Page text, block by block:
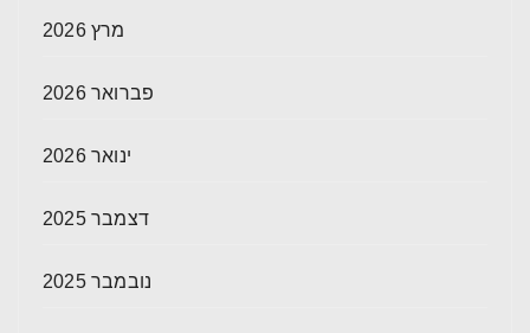
מרץ 2026
פברואר 2026
ינואר 2026
דצמבר 2025
נובמבר 2025